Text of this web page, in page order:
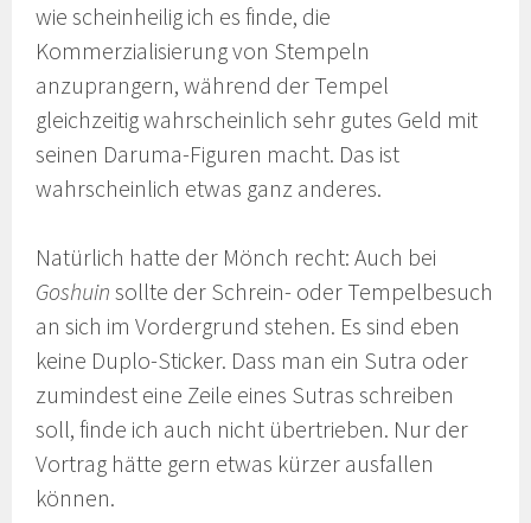
wie scheinheilig ich es finde, die
Kommerzialisierung von Stempeln
anzuprangern, während der Tempel
gleichzeitig wahrscheinlich sehr gutes Geld mit
seinen Daruma-Figuren macht. Das ist
wahrscheinlich etwas ganz anderes.
Natürlich hatte der Mönch recht: Auch bei
Goshuinsollte der Schrein- oder Tempelbesuch
an sich im Vordergrund stehen. Es sind eben
keine Duplo-Sticker. Dass man ein Sutra oder
zumindest eine Zeile eines Sutras schreiben
soll, finde ich auch nicht übertrieben. Nur der
Vortrag hätte gern etwas kürzer ausfallen
können.